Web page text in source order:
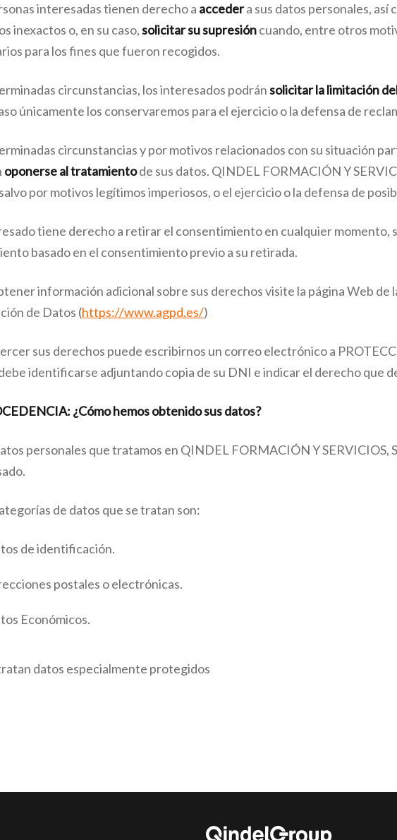
interesadas tienen derecho a accedera sus datos personales, así
inexactos o, en su caso,solicitar su supresióncuando, entre otros
para los fines que fueron recogidos.
circunstancias, los interesados podránsolicitar lalimitación
únicamente los conservaremos para el ejercicio o la defensa de
circunstancias y por motivos relacionados con su situación
oponerse al tratamientode sus datos. QINDEL FORMACIÓN Y
por motivos legítimos imperiosos, o el ejercicio o la defensa de
tiene derecho a retirar el consentimiento en cualquier momento,
basado en el consentimiento previo a su retirada.
información adicional sobre sus derechos visite la página Web de
de Datos (https://www.agpd.es/)
sus derechos puede escribirnos un correo electrónico a
identificarse adjuntando copia de su DNI e indicar el derecho que
¿Cómo hemos obtenido sus datos?
personales que tratamos en QINDEL FORMACIÓN Y SERVICIOS,
de datos que se tratan son:
de identificación.
postales o electrónicas.
Económicos.
datos especialmente protegidos